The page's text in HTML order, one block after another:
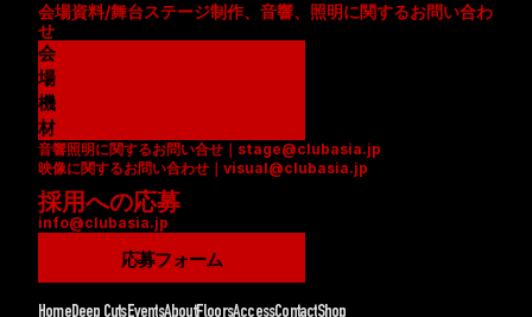
会場資料/舞台ステージ制作、音響、照明に関するお問い合わ
せ
会
場
資
料
(
P
D
F
機
材
リ
ス
ト
(
D
F
音響照明に関するお問い合せ｜stage@clubasia.jp
映像に関するお問い合わせ｜visual@clubasia.jp
採用への応募
info@clubasia.jp
応募フォーム